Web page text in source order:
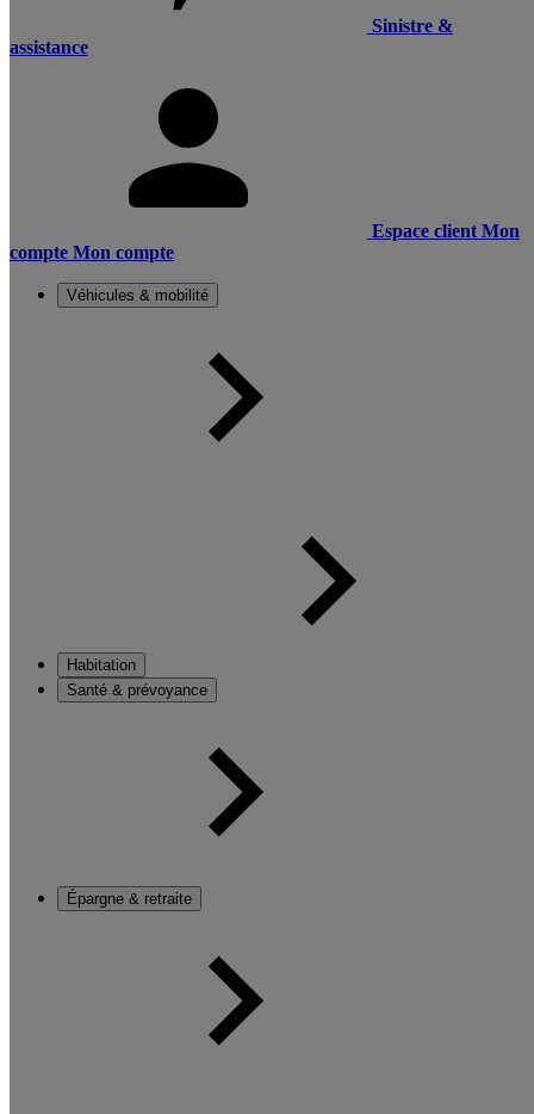
Sinistre &
assistance
Espace client Mon
compte Mon compte
Véhicules & mobilité
Habitation
Santé & prévoyance
Épargne & retraite